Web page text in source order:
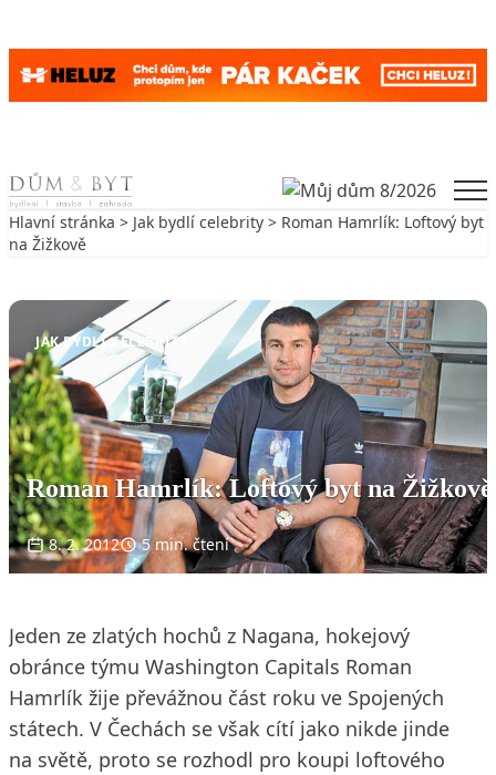
Skip to content
Hlavní stránka > Jak bydlí celebrity > Roman Hamrlík: Loftový byt
na Žižkově
JAK BYDLÍ CELEBRITY
Roman Hamrlík: Loftový byt na Žižkově
8. 2. 2012 5 min. čtení
Jeden ze zlatých hochů z Nagana, hokejový
obránce týmu Washington Capitals Roman
Hamrlík žije převážnou část roku ve Spojených
státech. V Čechách se však cítí jako nikde jinde
na světě, proto se rozhodl pro koupi loftového